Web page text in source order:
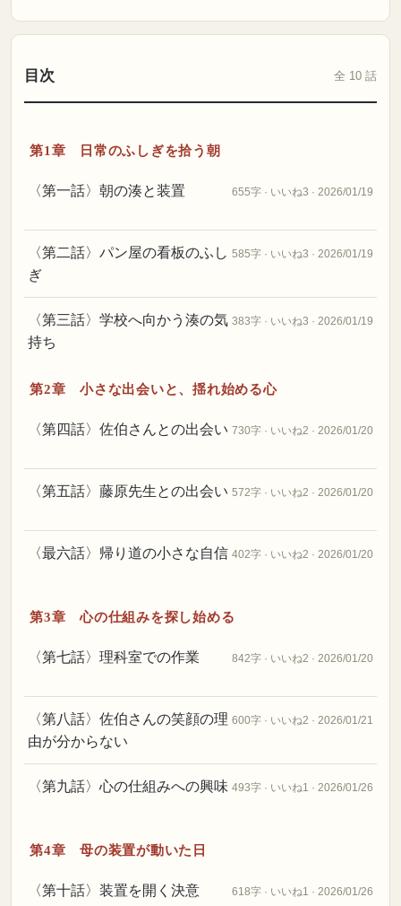
目次 全 10 話
第1章 日常のふしぎを拾う朝
〈第一話〉朝の湊と装置 655字 · いいね3 · 2026/01/19
〈第二話〉パン屋の看板のふし
ぎ
585字 · いいね3 · 2026/01/19
〈第三話〉学校へ向かう湊の気
持ち
383字 · いいね3 · 2026/01/19
第2章 小さな出会いと、揺れ始める心
〈第四話〉佐伯さんとの出会い 730字 · いいね2 · 2026/01/20
〈第五話〉藤原先生との出会い 572字 · いいね2 · 2026/01/20
〈最六話〉帰り道の小さな自信 402字 · いいね2 · 2026/01/20
第3章 心の仕組みを探し始める
〈第七話〉理科室での作業 842字 · いいね2 · 2026/01/20
〈第八話〉佐伯さんの笑顔の理
由が分からない
600字 · いいね2 · 2026/01/21
〈第九話〉心の仕組みへの興味 493字 · いいね1 · 2026/01/26
第4章 母の装置が動いた日
〈第十話〉装置を開く決意 618字 · いいね1 · 2026/01/26